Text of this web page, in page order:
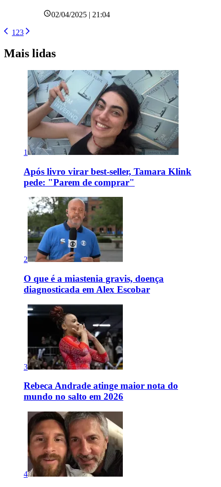
02/04/2025 | 21:04
1 23
Mais lidas
1
Após livro virar best-seller, Tamara Klink
pede: "Parem de comprar"
2
O que é a miastenia gravis, doença
diagnosticada em Alex Escobar
3
Rebeca Andrade atinge maior nota do
mundo no salto em 2026
4